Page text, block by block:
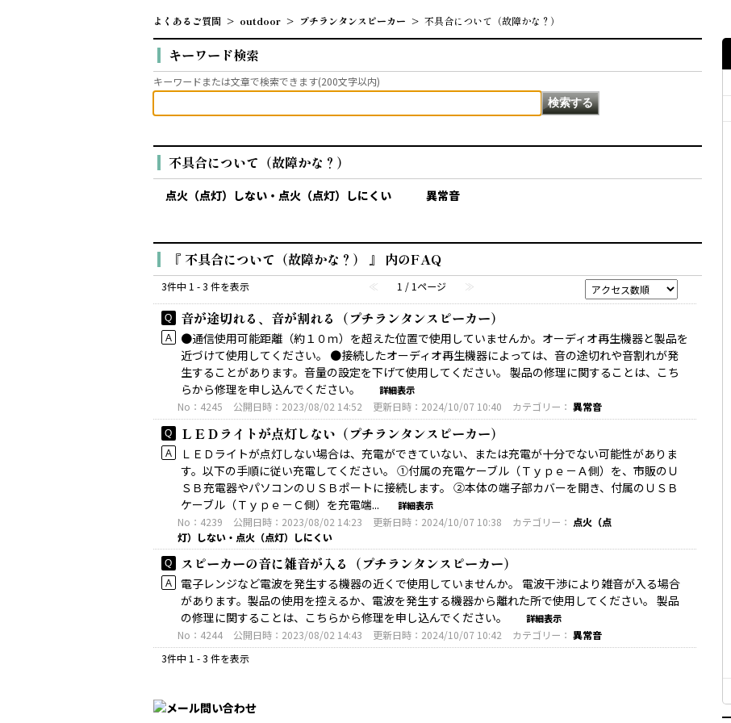
よくあるご質問 > outdoor > プチランタンスピーカー > 不具合について（故障かな？）
キーワード検索
キーワードまたは文章で検索できます(200文字以内)
不具合について（故障かな？）
点火（点灯）しない・点火（点灯）しにくい 異常音
『 不具合について（故障かな？） 』 内のFAQ
3件中 1 - 3 件を表示 ≪ 1 / 1ページ ≫
音が途切れる、音が割れる（プチランタンスピーカー）
●通信使用可能距離（約１０ｍ）を超えた位置で使用していませんか。オーディオ再生機器と製品を
近づけて使用してください。 ●接続したオーディオ再生機器によっては、音の途切れや音割れが発
生することがあります。音量の設定を下げて使用してください。 製品の修理に関することは、こち
らから修理を申し込んでください。
詳細表示
No：4245 公開日時：2023/08/02 14:52 更新日時：2024/10/07 10:40 カテゴリー： 異常音
ＬＥＤライトが点灯しない（プチランタンスピーカー）
ＬＥＤライトが点灯しない場合は、充電ができていない、または充電が十分でない可能性がありま
す。以下の手順に従い充電してください。 ①付属の充電ケーブル（Ｔｙｐｅ－Ａ側）を、市販のＵ
ＳＢ充電器やパソコンのＵＳＢポートに接続します。 ②本体の端子部カバーを開き、付属のＵＳＢ
ケーブル（Ｔｙｐｅ－Ｃ側）を充電端...
詳細表示
No：4239 公開日時：2023/08/02 14:23 更新日時：2024/10/07 10:38 カテゴリー： 点火（点
灯）しない・点火（点灯）しにくい
スピーカーの音に雑音が入る（プチランタンスピーカー）
電子レンジなど電波を発生する機器の近くで使用していませんか。 電波干渉により雑音が入る場合
があります。製品の使用を控えるか、電波を発生する機器から離れた所で使用してください。 製品
の修理に関することは、こちらから修理を申し込んでください。
詳細表示
No：4244 公開日時：2023/08/02 14:43 更新日時：2024/10/07 10:42 カテゴリー： 異常音
3件中 1 - 3 件を表示